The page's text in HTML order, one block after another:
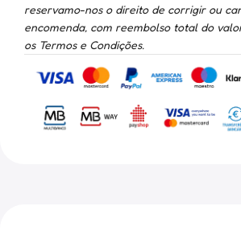
reservamo-nos o direito de corrigir ou
encomenda, com reembolso total do
os Termos e Condições.